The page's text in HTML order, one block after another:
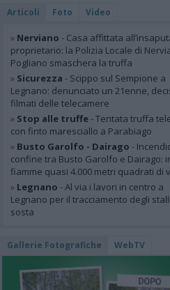
Articoli Foto Video
» Nerviano - Casa affittata
proprietario: la Polizia Locale di
Pogliano smaschera la truffa
» Sicurezza - Scippo sul Sempione a
Legnano: denunciato un 21enne,
filmati delle telecamere
» Stop alle truffe- Tentata truffa
con finto maresciallo a Parabiago
» Busto Garolfo - Dairago -
confine tra Busto Garolfo e Dairago:
fiamme quasi 4.000 metri quadrati di
» Legnano - Al via i lavori in centro a
Legnano per il tracciamento degli
sosta
Gallerie Fotografiche WebTV